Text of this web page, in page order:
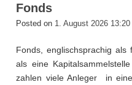
Fonds
Posted on 1. August 2026 13:20
Fonds, englischsprachig
als eine
zahlen viele Anleger in